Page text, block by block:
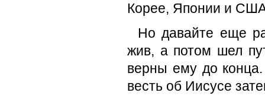
Корее, Японии и
Но давайте еще
жив, а потом шел
верны ему до
весть об Иисусе